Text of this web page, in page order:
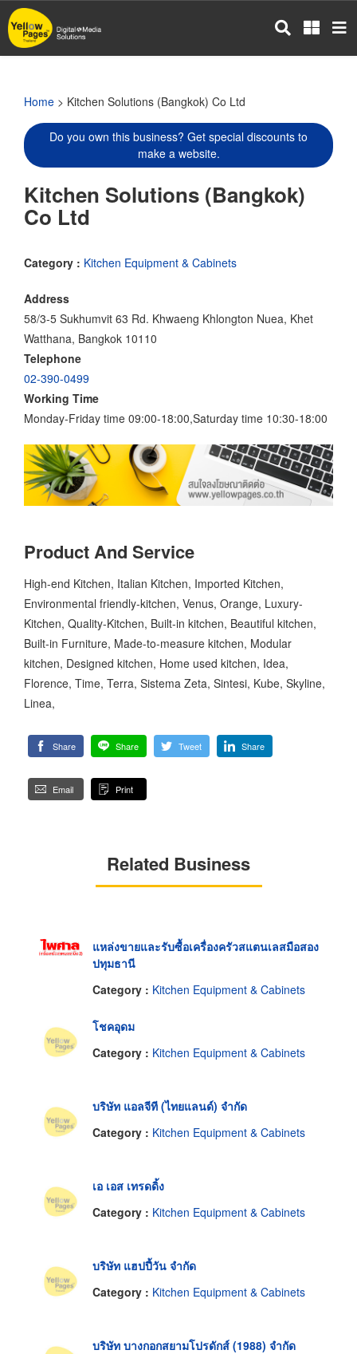
Skip
to
main
Home > Kitchen Solutions (Bangkok) Co Ltd
Do you own this business? Get special discounts to
make a website.
Kitchen Solutions (Bangkok)
Co Ltd
Category : Kitchen Equipment & Cabinets
Address
58/3-5 Sukhumvit 63 Rd. Khwaeng Khlongton Nuea, Khet
Watthana, Bangkok 10110
Telephone
02-390-0499
Working Time
Monday-Friday time 09:00-18:00,Saturday time 10:30-18:00
Product And Service
High-end Kitchen, Italian Kitchen, Imported Kitchen,
Environmental friendly-kitchen, Venus, Orange, Luxury-
Kitchen, Quality-Kitchen, Built-in kitchen, Beautiful kitchen,
Built-in Furniture, Made-to-measure kitchen, Modular
kitchen, Designed kitchen, Home used kitchen, Idea,
Florence, Time, Terra, Sistema Zeta, Sintesi, Kube, Skyline,
Linea,
Share Share Tweet Share
Email Print
Related Business
แหล่งขายและรับซื้อเครื่องครัวสแตนเลสมือสอง
ปทุมธานี
Category : Kitchen Equipment & Cabinets
โชคอุดม
Category : Kitchen Equipment & Cabinets
บริษัท แอลจีที (ไทยแลนด์) จำกัด
Category : Kitchen Equipment & Cabinets
เอ เอส เทรดดิ้ง
Category : Kitchen Equipment & Cabinets
บริษัท แฮปปี้วัน จำกัด
Category : Kitchen Equipment & Cabinets
บริษัท บางกอกสยามโปรดักส์ (1988) จำกัด